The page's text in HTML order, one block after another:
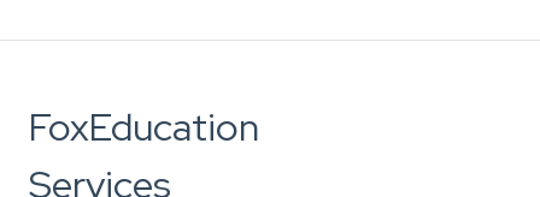
WebUntis - SchoolFox
Probleme mit E-Mail oder Passwort
Einladungscode(s)
FoxEducation
Services